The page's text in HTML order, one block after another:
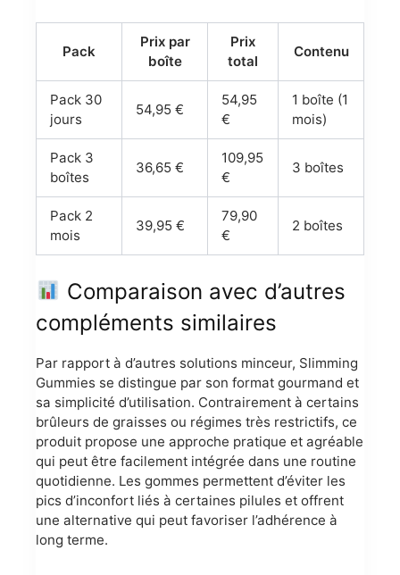
Pack
Prix par
boîte
Prix
total
Contenu
Pack 30
jours
54,95 €
54,95
€
1 boîte (1
mois)
Pack 3
boîtes
36,65 €
109,95
€
3 boîtes
Pack 2
mois
39,95 €
79,90
€
2 boîtes
Comparaison avec d’autres
compléments similaires
Par rapport à d’autres solutions minceur, Slimming
Gummies se distingue par son format gourmand et
sa simplicité d’utilisation. Contrairement à certains
brûleurs de graisses ou régimes très restrictifs, ce
produit propose une approche pratique et agréable
qui peut être facilement intégrée dans une routine
quotidienne. Les gommes permettent d’éviter les
pics d’inconfort liés à certaines pilules et offrent
une alternative qui peut favoriser l’adhérence à
long terme.